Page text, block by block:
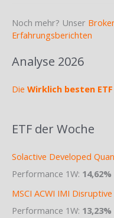
Noch mehr? Unser
Erfahrungsberichten
Analyse 2026
Die Wirklich besten
ETF der Woche
Solactive Developed
Performance 1W: 14,62%
MSCI ACWI IMI
Performance 1W: 13,23%